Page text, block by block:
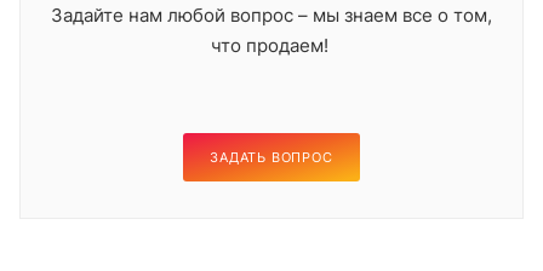
Задайте нам любой вопрос – мы знаем все о том,
что продаем!
ЗАДАТЬ ВОПРОС